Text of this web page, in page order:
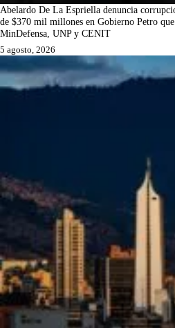
Abelardo De La Espriella denuncia
de $370 mil millones en Gobierno Petro
MinDefensa, UNP y CENIT
5 agosto, 2026